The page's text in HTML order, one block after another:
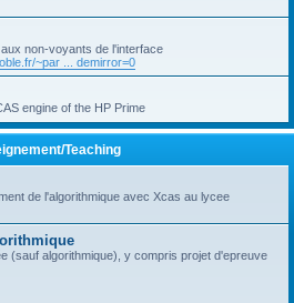
non-voyants de l'interface
~par ... demirror=0
engine of the HP Prime
Teaching
de l'algorithmique avec Xcas au lycee
(sauf algorithmique), y compris projet d'epreuve